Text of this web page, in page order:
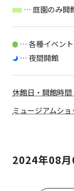
… 庭園のみ開
… 各種イベン
… 夜間開館
休館日・開館時
ミュージアムシ
2024年08